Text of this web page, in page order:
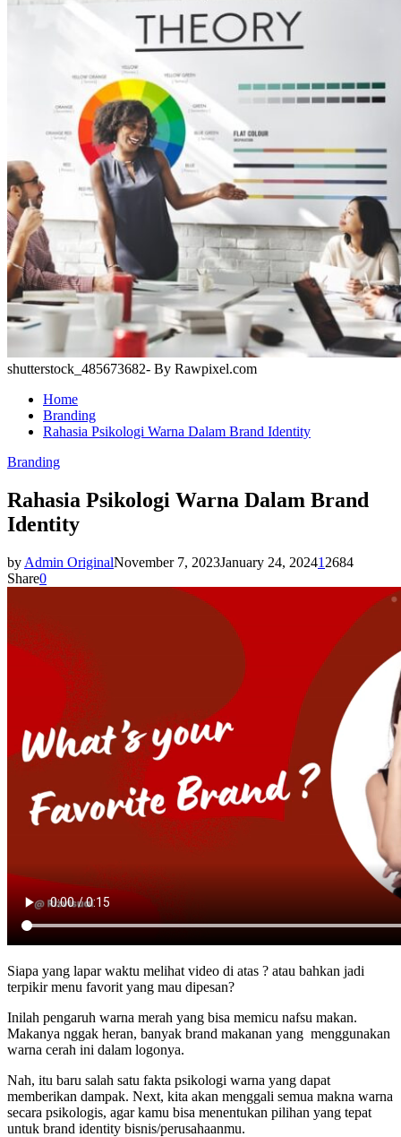
shutterstock_485673682- By Rawpixel.com
Home
Branding
Rahasia Psikologi Warna Dalam Brand Identity
Branding
Rahasia Psikologi Warna Dalam Brand
Identity
by Admin OriginalNovember 7, 2023January 24, 20241 2684
Share0
Siapa yang lapar waktu melihat video di atas ? atau bahkan jadi
terpikirmenu favorit yang mau dipesan?
Inilah pengaruh warna merah yang bisa memicu nafsu makan.
Makanya nggak heran, banyak brand makanan yang menggunakan
warna cerah ini dalam logonya.
Nah, itu baru salah satu fakta psikologi warna yang dapat
memberikan dampak. Next, kita akan menggali semua makna warna
secara psikologis, agar kamu bisa menentukan pilihan yang tepat
untuk brand identity bisnis/perusahaanmu.